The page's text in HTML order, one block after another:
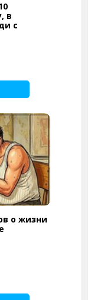
в
с
о жизни